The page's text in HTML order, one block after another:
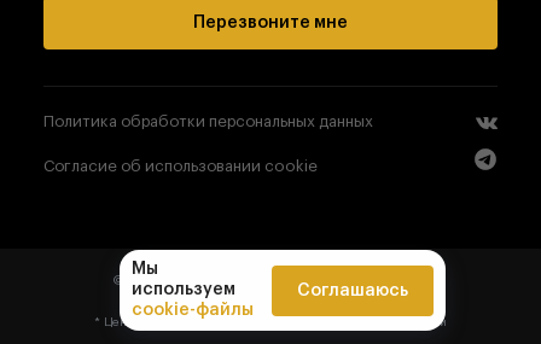
Перезвоните мне
Политика обработки персональных данных
Согласие об использовании cookie
© 2008- All right reserved, «РЕГИОН ЗОЛОТО»
* Цена, указанная на сайте, не является публичной офертой
Мы
используем
cookie-файлы
Соглашаюсь